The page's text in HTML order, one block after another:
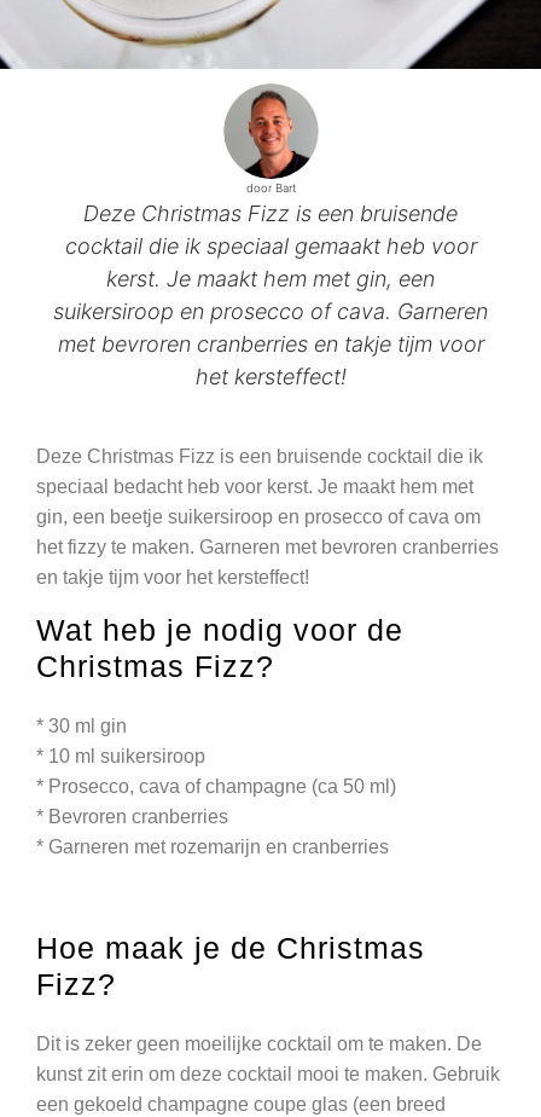
door Bart
Deze Christmas Fizz is een bruisende
cocktail die ik speciaal gemaakt heb voor
kerst. Je maakt hem met gin, een
suikersiroop en prosecco of cava. Garneren
met bevroren cranberries en takje tijm voor
het kersteffect!
Deze Christmas Fizz is een bruisende cocktail die ik
speciaal bedacht heb voor kerst. Je maakt hem met
gin, een beetje suikersiroop en prosecco of cava om
het fizzy te maken. Garneren met bevroren cranberries
en takje tijm voor het kersteffect!
Wat heb je nodig voor de
Christmas Fizz?
* 30 ml gin
* 10 ml suikersiroop
* Prosecco, cava of champagne (ca 50 ml)
* Bevroren cranberries
* Garneren met rozemarijn en cranberries
Hoe maak je de Christmas
Fizz?
Dit is zeker geen moeilijke cocktail om te maken. De
kunst zit erin om deze cocktail mooi te maken. Gebruik
een gekoeld champagne coupe glas (een breed